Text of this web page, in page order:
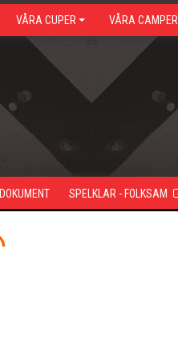
VÅRA CUPER VÅRA CAMPER
DOKUMENT SPELKLAR - FOLKSAM